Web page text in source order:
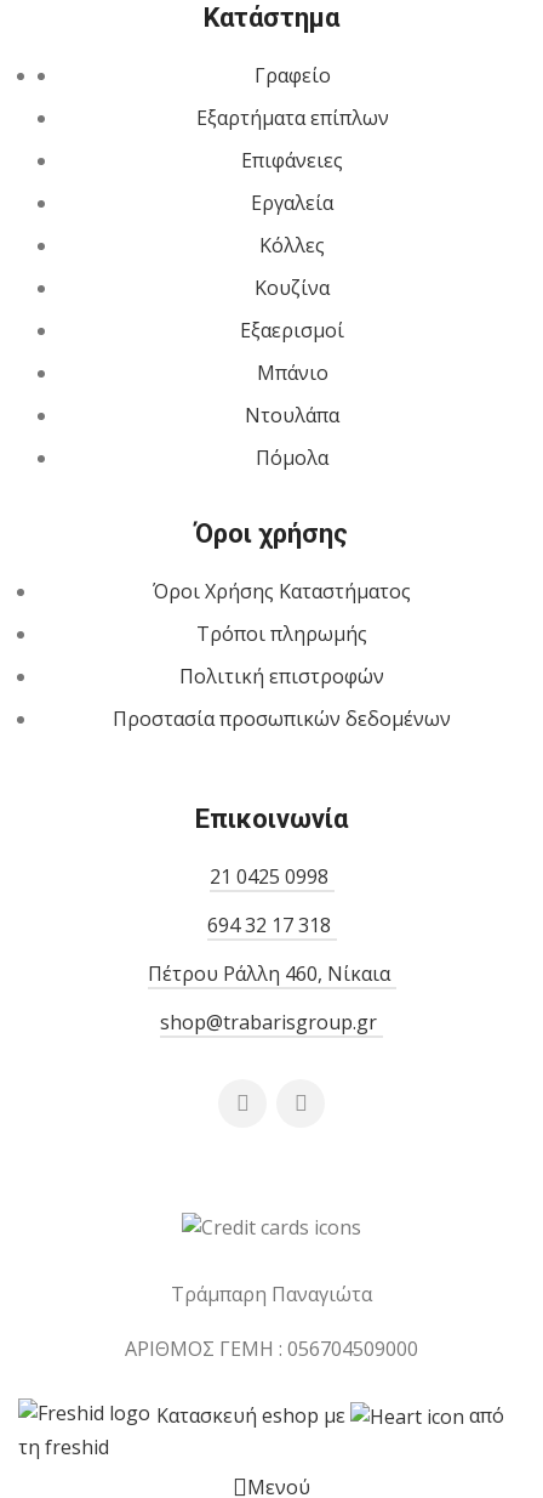
Κατάστημα
Γραφείο
Εξαρτήματα επίπλων
Επιφάνειες
Εργαλεία
Κόλλες
Κουζίνα
Εξαερισμοί
Μπάνιο
Ντουλάπα
Πόμολα
Όροι χρήσης
Όροι Χρήσης Καταστήματος
Τρόποι πληρωμής
Πολιτική επιστροφών
Προστασία προσωπικών δεδομένων
Επικοινωνία
21 0425 0998
694 32 17 318
Πέτρου Ράλλη 460, Νίκαια
shop@trabarisgroup.gr
Τράμπαρη Παναγιώτα
ΑΡΙΘΜΟΣ ΓΕΜΗ : 056704509000
Κατασκευή eshop με
από
τη freshid
Μενού